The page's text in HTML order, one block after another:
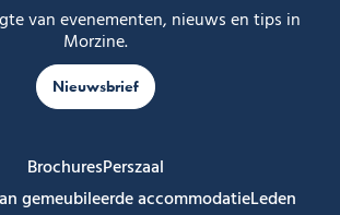
van evenementen, nieuws en tips in
Morzine.
Nieuwsbrief
BrochuresPerszaal
gemeubileerde accommodatieLeden